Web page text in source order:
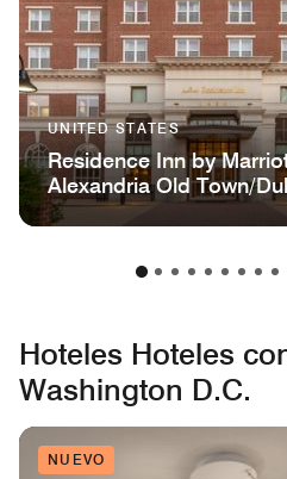
UNITED STATES
Residence Inn by
Alexandria Old Town/
Street
Hoteles Hoteles
Washington D.C.
NUEVO